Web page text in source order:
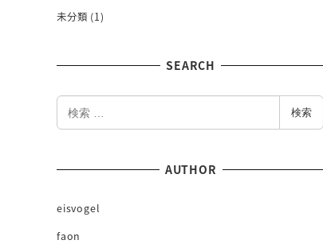
未分類 (1)
SEARCH
検
検索
AUTHOR
eisvogel
faon